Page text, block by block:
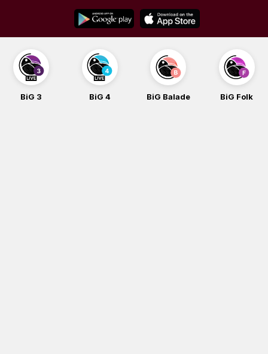
content
BiG 3 BiG 4 BiG Balade BiG Folk